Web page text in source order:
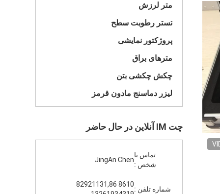
متر لرزش
تستر رطوبت سطح
پروژکتور نمایشی
مترهای براق
چکش چکشی بتن
لیزر دماسنج مادون قرمز
چت IM آنلاین در حال حاضر
تماس با
شخص :
JingAn Chen
شماره تلفن :
8610 82921131,86